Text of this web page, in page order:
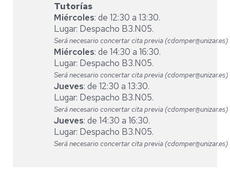
Tutorías
Miércoles: de 12:30 a 13:30.
Lugar: Despacho B3.N05.
Será necesario concertar cita previa (cdomper@unizar.es)
Miércoles: de 14:30 a 16:30.
Lugar: Despacho B3.N05.
Será necesario concertar cita previa (cdomper@unizar.es)
Jueves: de 12:30 a 13:30.
Lugar: Despacho B3.N05.
Será necesario concertar cita previa (cdomper@unizar.es)
Jueves: de 14:30 a 16:30.
Lugar: Despacho B3.N05.
Será necesario concertar cita previa (cdomper@unizar.es)